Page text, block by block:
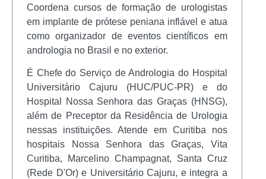
Coordena cursos de formação de urologistas
em implante de prótese peniana inflável e atua
como organizador de eventos científicos em
andrologia no Brasil e no exterior.
É Chefe do Serviço de Andrologia do Hospital
Universitário Cajuru (HUC/PUC-PR) e do
Hospital Nossa Senhora das Graças (HNSG),
além de Preceptor da Residência de Urologia
nessas instituições. Atende em Curitiba nos
hospitais Nossa Senhora das Graças, Vita
Curitiba, Marcelino Champagnat, Santa Cruz
(Rede D'Or) e Universitário Cajuru, e integra a